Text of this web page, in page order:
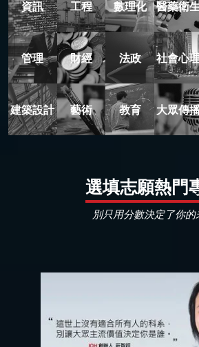
資訊 工程 數理化 醫藥衛
管理 財經 法政 社會心
建築設計 藝術 教育 大眾傳
選填志願熱門
別只用分數決定了你的